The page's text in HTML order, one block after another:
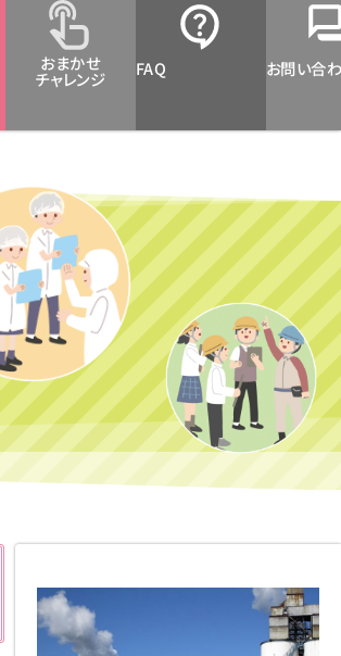
おまかせ
チャレンジ FAQ お問い合